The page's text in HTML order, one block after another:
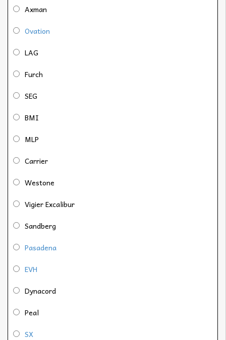
Axman
Ovation
LAG
Furch
SEG
BMI
MLP
Carrier
Westone
Vigier Excalibur
Sandberg
Pasadena
EVH
Dynacord
Peal
SX